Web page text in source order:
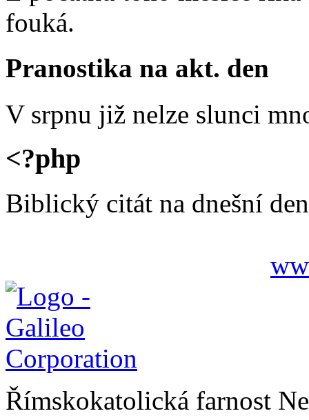
fouká.
Pranostika na akt. den
V srpnu již nelze slunci
<?php
Biblický citát na dnešní den
Římskokatolická farnost